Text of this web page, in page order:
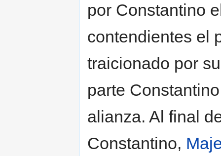
por Constantino
contendientes el
traicionado por
parte
alianza. Al final
Constantino,